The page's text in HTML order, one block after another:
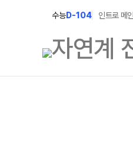
수능D-104 인트로 메인